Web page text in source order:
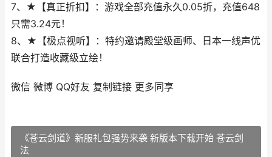
7、★【真正折扣】：游戏全部充值永久0.05折，充值648
只需3.24元！
8、★【极点视听】：特约邀请殿堂级画师、日本一线声优
联合打造收藏级立绘！
微信 微博 QQ好友 复制链接 更多同享
《苍云剑道》新服礼包强势来袭 新版本下载开始 苍云剑
法